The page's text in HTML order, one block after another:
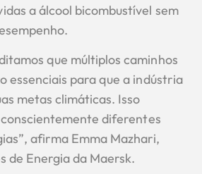
a álcool bicombustível sem
que múltiplos caminhos
essenciais para que a indústria
metas climáticas. Isso
diferentes
afirma Emma Mazhari,
de Energia da Maersk.